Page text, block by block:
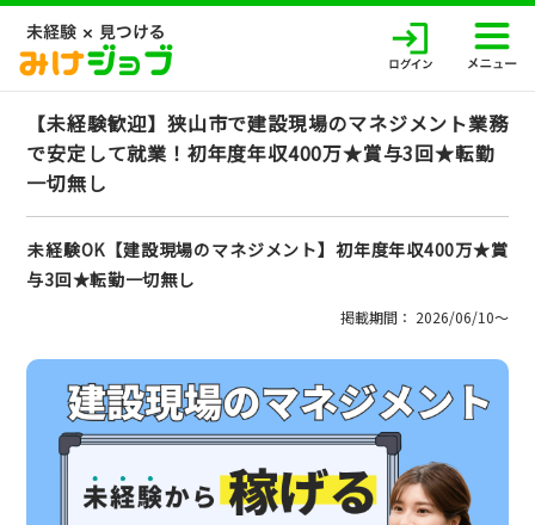
【未経験歓迎】狭山市で建設現場のマネジメント業務
で安定して就業！初年度年収400万★賞与3回★転勤
一切無し
未経験OK【建設現場のマネジメント】初年度年収400万★賞
与3回★転勤一切無し
掲載期間： 2026/06/10〜